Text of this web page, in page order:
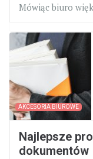
Mówiąc biuro
AKCESORIA BIUROWE
Najlepsze
dokumentów